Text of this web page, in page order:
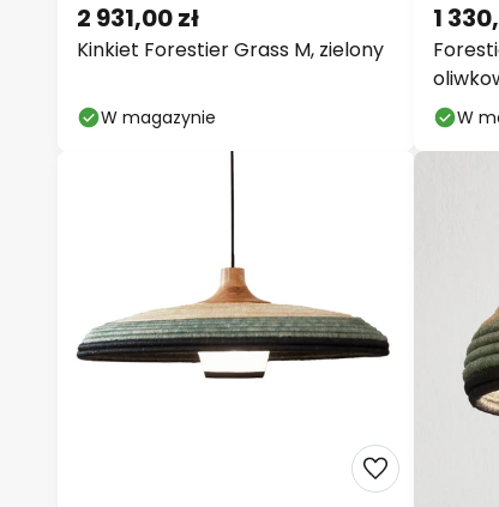
Kinkiet Forestier Grass M, zielony
2 931,00 zł
W magazynie
1
W